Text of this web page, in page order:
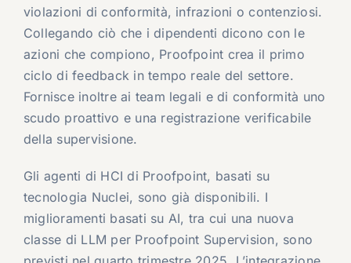
violazioni di conformità, infrazioni o contenziosi.
Collegando ciò che i dipendenti dicono con le
azioni che compiono, Proofpoint crea il primo
ciclo di feedback in tempo reale del settore.
Fornisce inoltre ai team legali e di conformità uno
scudo proattivo e una registrazione verificabile
della supervisione.
Gli agenti di HCI di Proofpoint, basati su
tecnologia Nuclei, sono già disponibili. I
miglioramenti basati su AI, tra cui una nuova
classe di LLM per Proofpoint Supervision, sono